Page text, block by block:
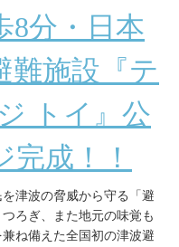
8分・日本
難施設『テ
トイ』公
成！！
津波の脅威から守る「避
ろぎ、また地元の味覚も
ね備えた全国初の津波避